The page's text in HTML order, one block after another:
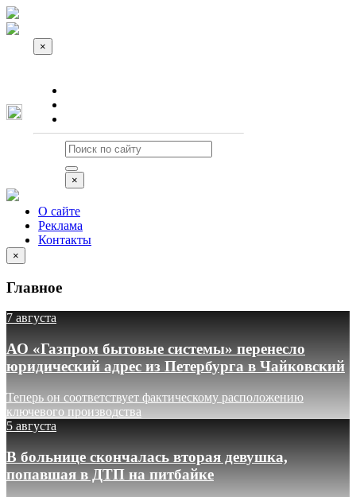
×
×
О сайте
Реклама
Контакты
×
Главное
7 августа
АО «Газпром бытовые системы» перенесло
юридический адрес из Петербурга в Чайковский
Теперь он соответствует фактическому расположению
ключевого производства
5 августа
В больнице скончалась вторая девушка,
попавшая в ДТП на питбайке